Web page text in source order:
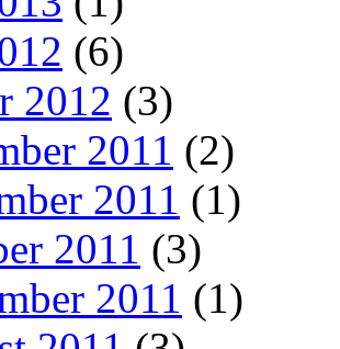
(6)
2012 (3)
2011 (2)
2011 (1)
2011 (3)
2011 (1)